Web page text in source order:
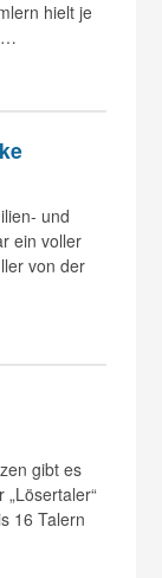
hielt je
und
ein voller
von der
gibt es
„Lösertaler“
16 Talern